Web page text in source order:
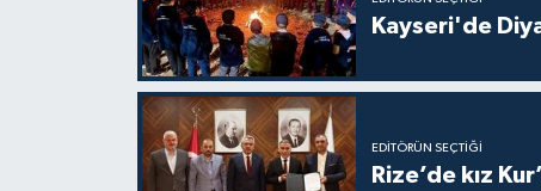
Kayseri'de
EDITÖRÜN SEÇTIĞI
Rize’de kız
Hakkari Müftülüğü
Hatay Müftülüğü
Iğdır Müftülüğü